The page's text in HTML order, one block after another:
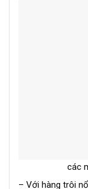
các
– Với hàng trôi